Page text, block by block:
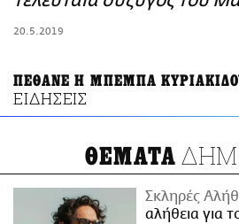
20.5.2019
ΠΕΘΑΝΕ Η ΜΠΕΜΠΑ
ΕΙΔΗΣΕΙΣ
ΘΕΜΑΤΑ
Σκληρές
αλήθεια για